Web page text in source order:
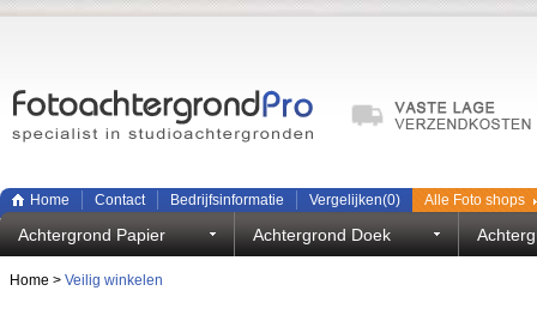
Home Contact Bedrijfsinformatie Vergelijken(0) Alle Foto shops
Achtergrond Papier Achtergrond Doek
Home > Veilig winkelen